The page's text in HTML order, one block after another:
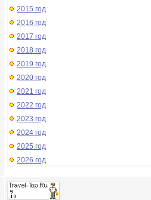
2015 год
2016 год
2017 год
2018 год
2019 год
2020 год
2021 год
2022 год
2023 год
2024 год
2025 год
2026 год